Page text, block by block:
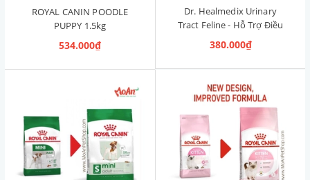
ROYAL CANIN POODLE
PUPPY 1.5kg
534.000₫
Dr. Healmedix Urinary
Tract Feline - Hỗ Trợ Điều
Trị Sỏi Thận & Giảm Stress
cho Mèo 1.5kg
380.000₫